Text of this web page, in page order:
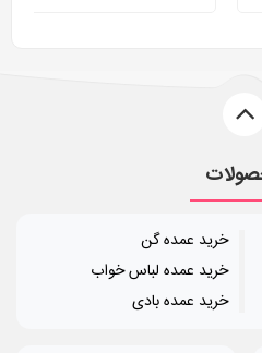
خرید عمده گن
خرید عمده لباس خواب
خرید عمده بادی